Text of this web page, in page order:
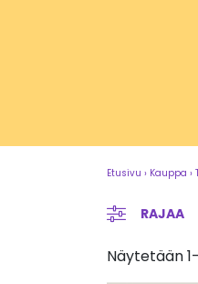
Etusivu › Kauppa ›
RAJAA
Näytetään